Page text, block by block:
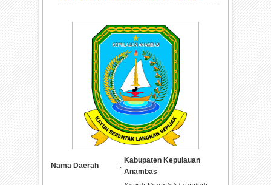
Nama Daerah :
Kabupaten Kepulauan
Anambas